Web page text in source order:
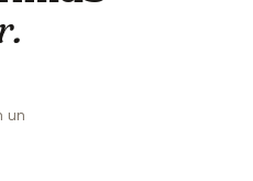
un